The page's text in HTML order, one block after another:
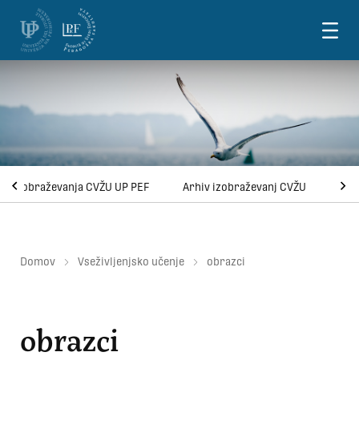
Skoči na vsebino
izobraževanja CVŽU UP PEF Arhiv izobraževanj CVŽU
Domov Vseživljenjsko učenje obrazci
obrazci